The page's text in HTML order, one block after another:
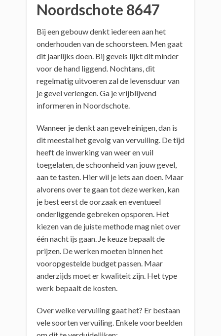
Noordschote 8647
Bij een gebouw denkt iedereen aan het
onderhouden van de schoorsteen. Men gaat
dit jaarlijks doen. Bij gevels lijkt dit minder
voor de hand liggend. Nochtans, dit
regelmatig uitvoeren zal de levensduur van
je gevel verlengen. Ga je vrijblijvend
informeren in Noordschote.
Wanneer je denkt aan gevelreinigen, dan is
dit meestal het gevolg van vervuiling. De tijd
heeft de inwerking van weer en vuil
toegelaten, de schoonheid van jouw gevel,
aan te tasten. Hier wil je iets aan doen. Maar
alvorens over te gaan tot deze werken, kan
je best eerst de oorzaak en eventueel
onderliggende gebreken opsporen. Het
kiezen van de juiste methode mag niet over
één nacht ijs gaan. Je keuze bepaalt de
prijzen. De werken moeten binnen het
vooropgestelde budget passen. Maar
anderzijds moet er kwaliteit zijn. Het type
werk bepaalt de kosten.
Over welke vervuiling gaat het? Er bestaan
vele soorten vervuiling. Enkele voorbeelden